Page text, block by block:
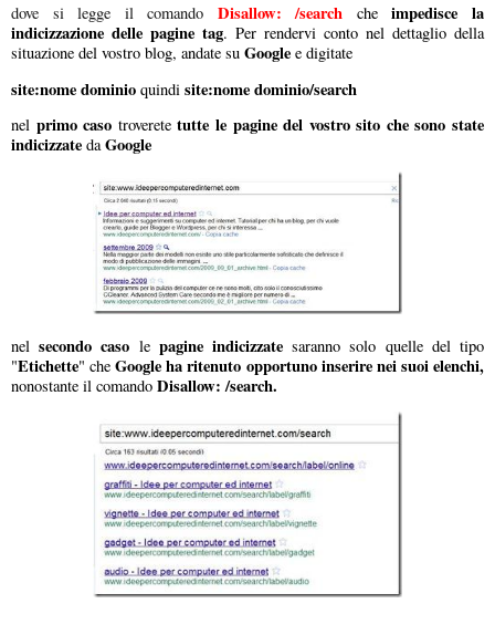
dove si legge il comando Disallow: /search cheimpedisce la
indicizzazione delle pagine tag. Per rendervi conto nel dettaglio della
situazione del vostro blog, andate su Google e digitate
site:nome dominio quindi site:nome dominio/search
nel primo caso troveretetutte le pagine del vostro sito che sono state
indicizzate daGoogle
nelsecondo caso le pagine indicizzate saranno solo quelle del tipo
"Etichette" che Google ha ritenuto opportuno inserire nei suoi elenchi,
nonostante il comando Disallow: /search.